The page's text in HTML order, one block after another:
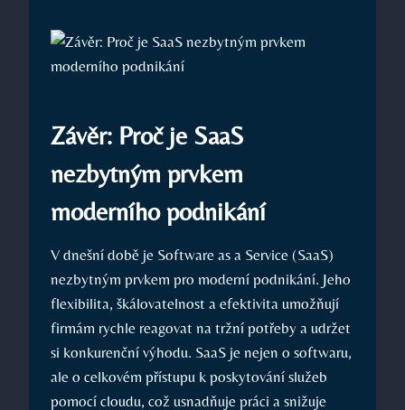
Závěr: Proč je SaaS
nezbytným prvkem
moderního podnikání
V dnešní době je Software as a Service (SaaS)
nezbytným prvkem pro moderní podnikání. Jeho
flexibilita, škálovatelnost a efektivita umožňují
firmám rychle reagovat na tržní potřeby a udržet
si konkurenční výhodu. SaaS je nejen o softwaru,
ale o celkovém přístupu k poskytování služeb
pomocí cloudu, což usnadňuje práci a snižuje